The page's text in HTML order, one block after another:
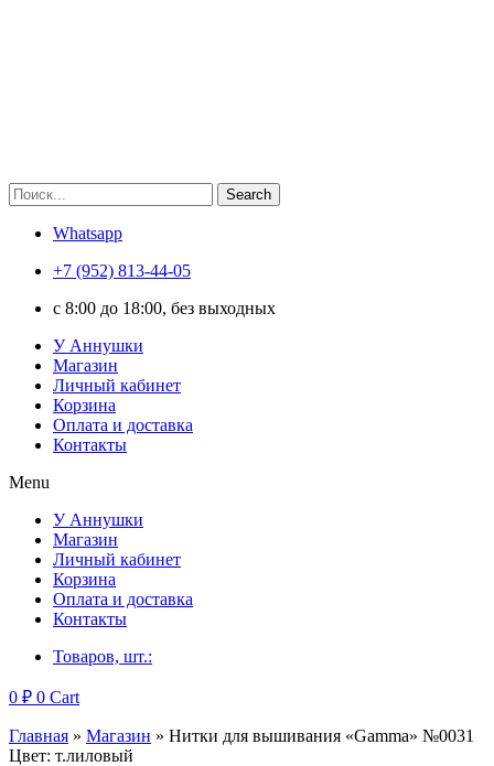
Search
Whatsapp
+7 (952) 813-44-05
c 8:00 до 18:00, без выходных
У Аннушки
Магазин
Личный кабинет
Корзина
Оплата и доставка
Контакты
Menu
У Аннушки
Магазин
Личный кабинет
Корзина
Оплата и доставка
Контакты
Товаров, шт.:
0 ₽ 0 Cart
Главная » Магазин » Нитки для вышивания «Gamma» №0031
Цвет: т.лиловый